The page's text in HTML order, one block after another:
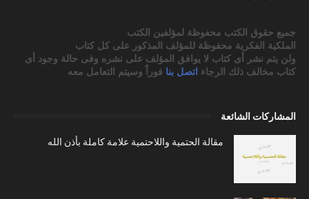
جميع حقوق الكتب محفوظة لمؤلفين الكتب
الملكية الفكرية محفوظة للمؤلف المذكور على كل كتاب
ولن يتم نشر أى كتاب لا يوافق المؤلف على نشره وفى حالة وجود أى
كتاب مخالف ذلك الرجاء اتصل بنا فوراً وسيتم التعامل معه
المشاركات الشائعة
مقالة الحتمية واللاحتمية علامة كاملة بأذن الله